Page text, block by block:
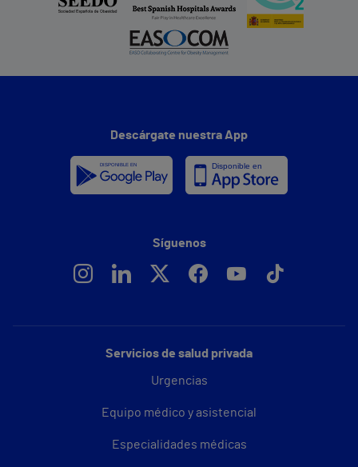
Servicios de salud privada
Urgencias
Equipo médico y asistencial
Especialidades médicas
Descárgate nuestra App
Síguenos